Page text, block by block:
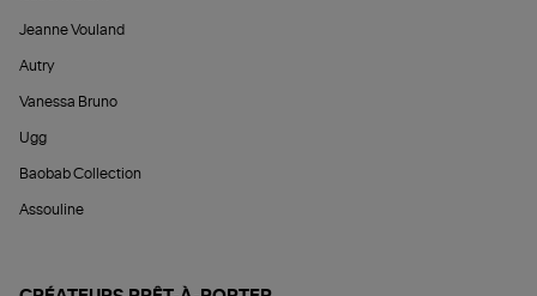
Jeanne Vouland
Autry
Vanessa Bruno
Ugg
Baobab Collection
Assouline